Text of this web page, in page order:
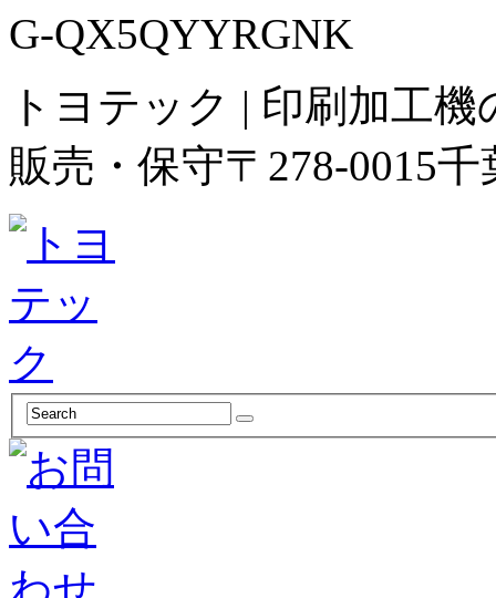
G-QX5QYYRGNK
トヨテック | 印刷加工
販売・保守〒278-0015